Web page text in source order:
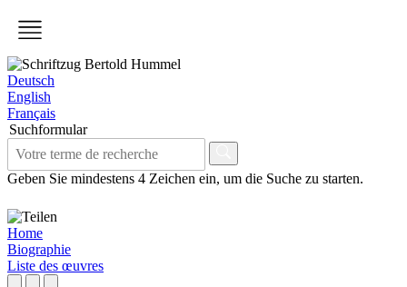
Deutsch
English
Français
Suchformular
Geben Sie mindestens 4 Zeichen ein, um die Suche zu starten.
Home
Biographie
Liste des œuvres